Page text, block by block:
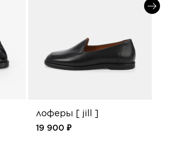
лоферы [ jill ]
19 900 ₽